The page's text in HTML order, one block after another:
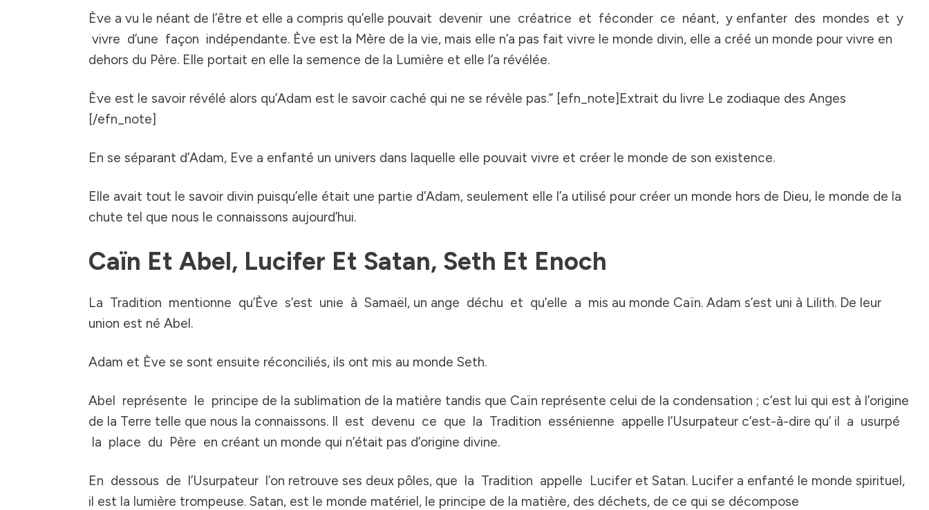
Ève a vu le néant de l’être et elle a compris qu’elle pouvait devenir une créatrice et féconder ce néant, y enfanter des mondes et y
vivre d’une façon indépendante. Ève est la Mère de la vie, mais elle n’a pas fait vivre le monde divin, elle a créé un monde pour vivre en
dehors du Père. Elle portait en elle la semence de la Lumière et elle l’a révélée.
Ève est le savoir révélé alors qu’Adam est le savoir caché qui ne se révèle pas.” [efn_note]Extrait du livre Le zodiaque des Anges
[/efn_note]
En se séparant d’Adam, Eve a enfanté un univers dans laquelle elle pouvait vivre et créer le monde de son existence.
Elle avait tout le savoir divin puisqu’elle était une partie d’Adam, seulement elle l’a utilisé pour créer un monde hors de Dieu, le monde de la
chute tel que nous le connaissons aujourd’hui.
Caïn Et Abel, Lucifer Et Satan, Seth Et Enoch
La Tradition mentionne qu’Ève s’est unie à Samaël, un ange déchu et qu’elle a mis au monde Caïn. Adam s’est uni à Lilith. De leur
union est né Abel.
Adam et Ève se sont ensuite réconciliés, ils ont mis au monde Seth.
Abel représente le principe de la sublimation de la matière tandis que Caïn représente celui de la condensation ; c’est lui qui est à l’origine
de la Terre telle que nous la connaissons. Il est devenu ce que la Tradition essénienne appelle l’Usurpateur c’est-à-dire qu’ il a usurpé
la place du Père en créant un monde qui n’était pas d’origine divine.
En dessous de l’Usurpateur l’on retrouve ses deux pôles, que la Tradition appelle Lucifer et Satan. Lucifer a enfanté le monde spirituel,
il est la lumière trompeuse. Satan, est le monde matériel, le principe de la matière, des déchets, de ce qui se décompose